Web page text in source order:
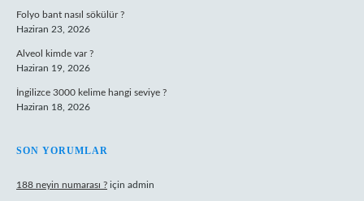
Folyo bant nasıl sökülür ?
Haziran 23, 2026
Alveol kimde var ?
Haziran 19, 2026
İngilizce 3000 kelime hangi seviye ?
Haziran 18, 2026
SON YORUMLAR
188 neyin numarası ? için admin